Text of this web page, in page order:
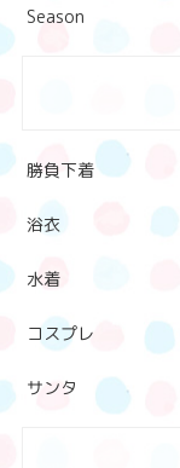
Season
勝負下着
浴衣
水着
コスプレ
サンタ